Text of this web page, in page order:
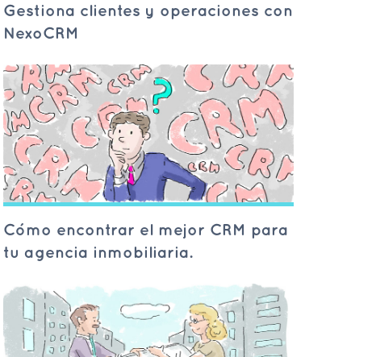
Gestiona clientes y operaciones con
NexoCRM
Cómo encontrar el mejor CRM para
tu agencia inmobiliaria.